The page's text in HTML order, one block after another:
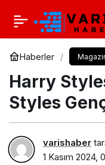
Haberler
Harry
Styles
varishaber
1 Kasım 2024,